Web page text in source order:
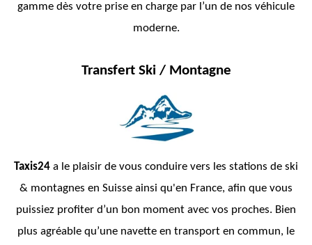
gamme dès votre prise en charge par l’un de nos véhicule
moderne.
Transfert Ski / Montagne
Taxis24 a le plaisir de vous conduire vers les stations de ski
& montagnes en Suisse ainsi qu'en France, afin que vous
puissiez profiter d’un bon moment avec vos proches. Bien
plus agréable qu’une navette en transport en commun, le